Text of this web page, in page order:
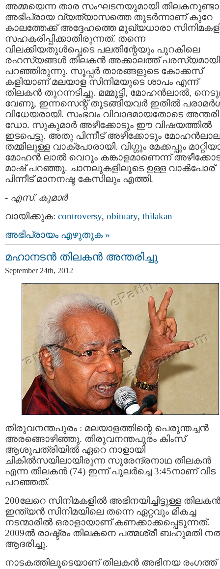
അമ്മയെന്ന താര സംഘടനയുമായി
അഭിപ്രായ വ്യത്യാസത്തെ തുടര്‍ന്നാണ് കുറേ
കാലത്തേക്ക് അദ്ദേഹത്തെ മുഖ്യധാരാ
സഹകരിപ്പിക്കാതിരുന്നത്. തന്നെ
വിലക്കിയതുള്‍പ്പെടെ പലതിന്റേയും പുറകിലെ
രഹസ്യങ്ങള്‍ തിലകന്‍ അക്കാലത്ത് പരസ്യമായി
പറഞ്ഞിരുന്നു. സൂപ്പര്‍ താരങ്ങളുടെ കോക്കസ്
കളിയാണ് മലയാള സിനിമയുടെ ശാപം എന്ന്
തിലകന്‍ തുറന്നടിച്ചു. മമ്മൂട്ടി, മോഹന്‍ലാല്‍,
വേണു, ഇന്നസെന്റ് തുടങ്ങിയവര്‍ ഇതില്‍
വിധേയരായി. സംഭവം വിവാദമായതോടെ
ഡോ. സുകുമാര്‍ അഴീക്കോടും ഈ വിഷയത്തില്‍
ഇടപെട്ടു. അതു പിന്നീട് അഴീക്കോടും
തമ്മിലുള്ള വാക്പോരായി. വിഗ്ഗും മേക്കപ്പും
മോഹന്‍ ലാല്‍ വെറും കങ്കാളമാണെന്ന്
മാഷ് പറഞ്ഞു. ചാനലുകളിലൂടെ ഉള്ള വാക്‍പോര്
പിന്നീട് മാനനഷ്ട കേസിലും എത്തി.
- എസ്. കുമാര്‍
വായിക്കുക: controversy, obituary, thilakan
അഭിപ്രായം എഴുതുക »
മഹാനടൻ തിലകൻ അന്തരിച്ചു
September 24th, 2012
തിരുവനന്തപുരം : മലയാളത്തിന്റെ പെരുന്തച്ചൻ
അരങ്ങൊഴിഞ്ഞു. തിരുവനന്തപുരം കിംസ്
ആശുപത്രിയിൽ ഏറെ നാളായി
ചികിൽസയിലായിരുന്ന സുരേന്ദ്രനാഥ തിലകൻ
എന്ന തിലകൻ (74) ഇന്ന് പുലർച്ചെ 3:45നാണ് വിട
പറഞ്ഞത്.
200ലേറെ സിനിമകളിൽ അഭിനയിച്ചിട്ടുള്ള തിലകൻ
ഇന്ത്യൻ സിനിമയിലെ തന്നെ ഏറ്റവും മികച്ച
നടന്മാരിൽ ഒരാളായാണ് കണക്കാക്കപ്പെടുന്നത്.
2009ൽ രാഷ്ട്രം തിലകനെ പത്മശ്രീ ബഹുമതി
ആദരിച്ചു.
നാടകത്തിലൂടെയാണ് തിലകൻ അഭിനയ രംഗത്ത്